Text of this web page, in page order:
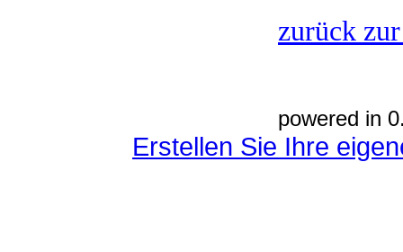
zurück
powered in
Erstellen Sie Ihre